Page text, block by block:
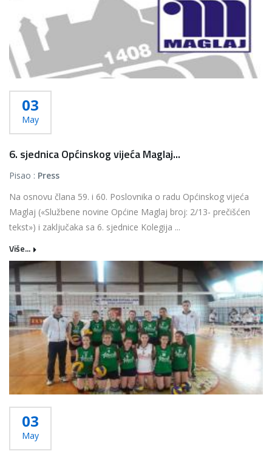
03
May
6. sjednica Općinskog vijeća Maglaj...
Pisao : Press
Na osnovu člana 59. i 60. Poslovnika o radu Općinskog vijeća
Maglaj («Službene novine Općine Maglaj broj: 2/13- prečišćen
tekst») i zaključaka sa 6. sjednice Kolegija ...
Više...
03
May